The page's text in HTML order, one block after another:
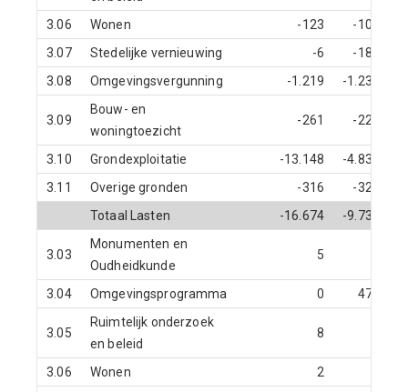
3.06
Wonen -123
-107
3.07
Stedelijke vernieuwing -6
-189
3.08
Omgevingsvergunning -1.219 -1.234
3.09
Bouw- en
woningtoezicht
-261 -221
3.10 Grondexploitatie -13.148 -4.838
3.11
Overige gronden -316
-324
Totaal Lasten
-16.674 -9.735
3.03
Monumenten en
Oudheidkunde
5
3.04 Omgevingsprogramma 0 470
3.05
Ruimtelijk onderzoek
en beleid
8
3.06 Wonen 2